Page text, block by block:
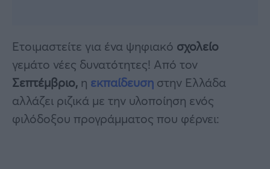
Ετοιμαστείτε για ένα ψηφιακό σχολείο
γεμάτο νέες δυνατότητες! Από τον
Σεπτέμβριο, η εκπαίδευση στην Ελλάδα
αλλάζει ριζικά με την υλοποίηση ενός
φιλόδοξου προγράμματος που φέρνει: